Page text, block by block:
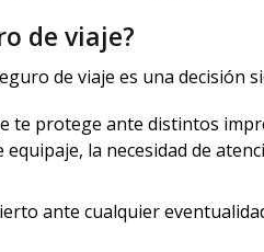
de viaje?
de viaje es una decisión
te protege ante distintos
la necesidad de
ante cualquier